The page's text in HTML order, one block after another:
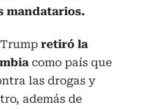
mandatarios.
retiró la
como país que
las drogas y
además de